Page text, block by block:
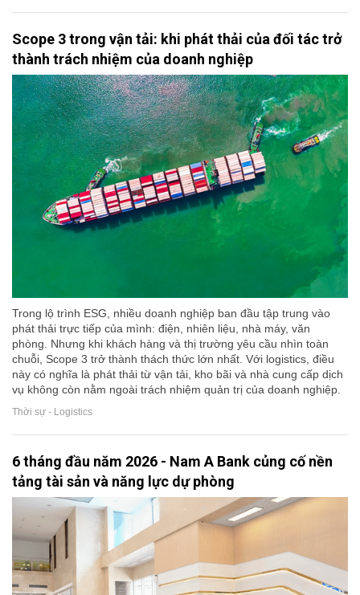
Scope 3 trong vận tải: khi phát thải của đối tác trở
thành trách nhiệm của doanh nghiệp
Trong lộ trình ESG, nhiều doanh nghiệp ban đầu tập trung vào
phát thải trực tiếp của mình: điện, nhiên liệu, nhà máy, văn
phòng. Nhưng khi khách hàng và thị trường yêu cầu nhìn toàn
chuỗi, Scope 3 trở thành thách thức lớn nhất. Với logistics, điều
này có nghĩa là phát thải từ vận tải, kho bãi và nhà cung cấp dịch
vụ không còn nằm ngoài trách nhiệm quản trị của doanh nghiệp.
Thời sự - Logistics
6 tháng đầu năm 2026 - Nam A Bank củng cố nền
tảng tài sản và năng lực dự phòng